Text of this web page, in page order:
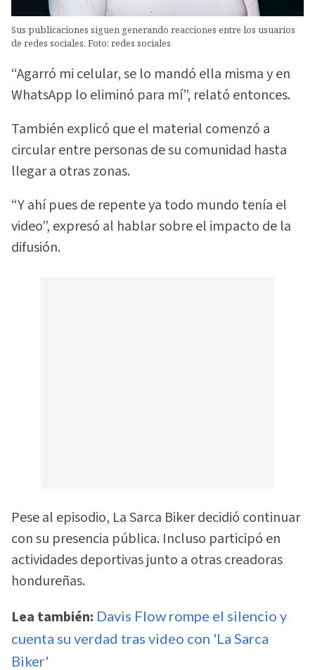
Sus publicaciones siguen generando reacciones entre los usuarios
de redes sociales. Foto: redes sociales
“Agarró mi celular, se lo mandó ella misma y en
WhatsApp lo eliminó para mí”, relató entonces.
También explicó que el material comenzó a
circular entre personas de su comunidad hasta
llegar a otras zonas.
“Y ahí pues de repente ya todo mundo tenía el
video”, expresó al hablar sobre el impacto de la
difusión.
Pese al episodio, La Sarca Biker decidió continuar
con su presencia pública. Incluso participó en
actividades deportivas junto a otras creadoras
hondureñas.
Lea también: Davis Flow rompe el silencio y
cuenta su verdad tras video con 'La Sarca
Biker'